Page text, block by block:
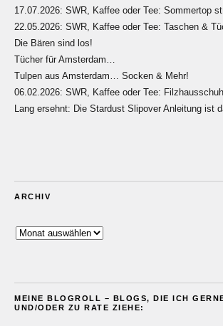
17.07.2026: SWR, Kaffee oder Tee: Sommertop
22.05.2026: SWR, Kaffee oder Tee: Taschen &
Die Bären sind los!
Tücher für Amsterdam…
Tulpen aus Amsterdam… Socken & Mehr!
06.02.2026: SWR, Kaffee oder Tee:
Lang ersehnt: Die Stardust Slipover Anleitung ist
ARCHIV
Archiv
MEINE BLOGROLL – BLOGS, DIE ICH
UND/ODER ZU RATE ZIEHE: